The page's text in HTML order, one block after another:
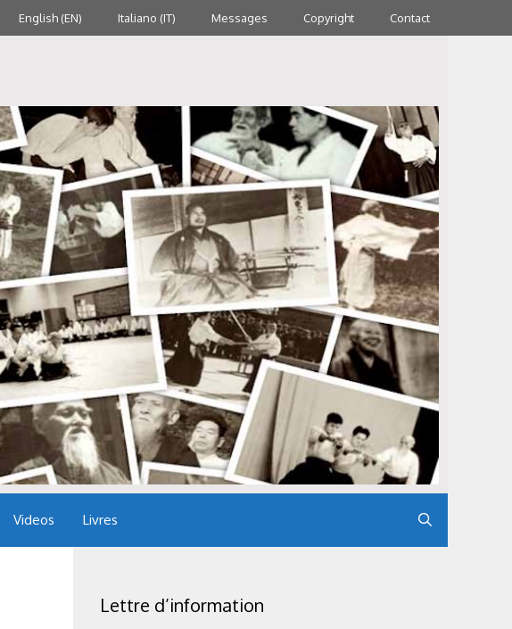
English (EN) Italiano (IT) Messages Copyright Contact
Videos Livres
Lettre d’information